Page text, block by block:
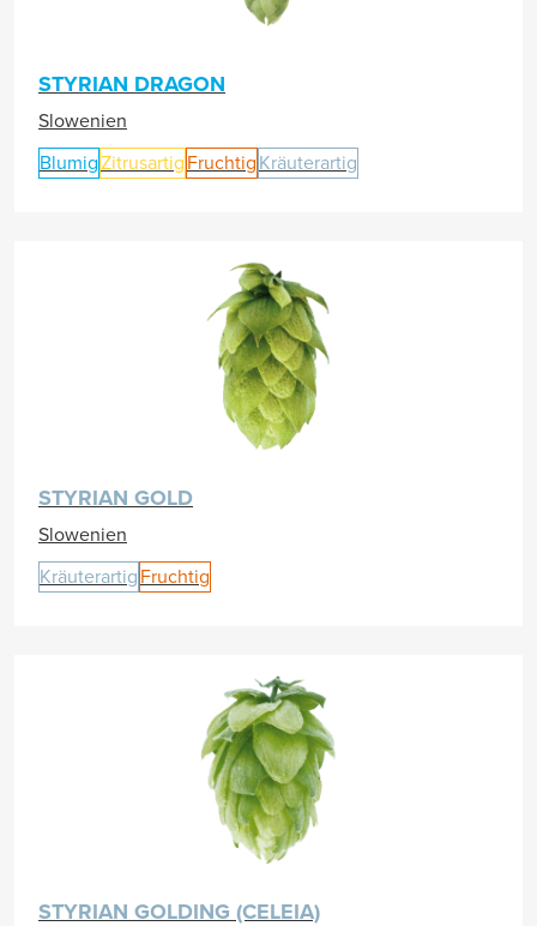
STYRIAN DRAGON
Slowenien
BlumigZitrusartig Fruchtig Kräuterartig
STYRIAN GOLD
Slowenien
Kräuterartig Fruchtig
STYRIAN GOLDING (CELEIA)